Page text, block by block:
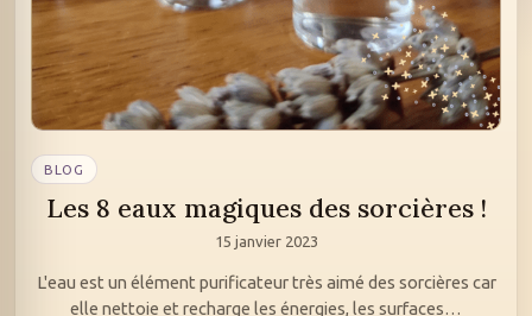
BLOG
Les 8 eaux magiques des sorcières !
15 janvier 2023
L'eau est un élément purificateur très aimé des sorcières car
elle nettoie et recharge les énergies, les surfaces…